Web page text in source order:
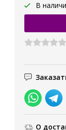
В
О